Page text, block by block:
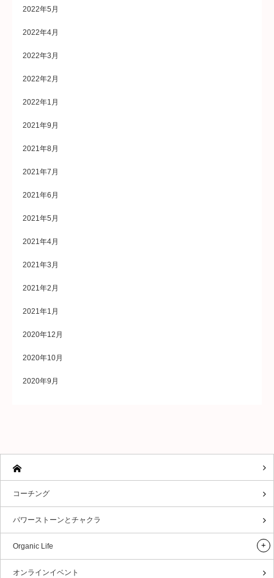
2022年5月
2022年4月
2022年3月
2022年2月
2022年1月
2021年9月
2021年8月
2021年7月
2021年6月
2021年5月
2021年4月
2021年3月
2021年2月
2021年1月
2020年12月
2020年10月
2020年9月
コーチング
パワーストーンとチャクラ
Organic Life
オンラインイベント